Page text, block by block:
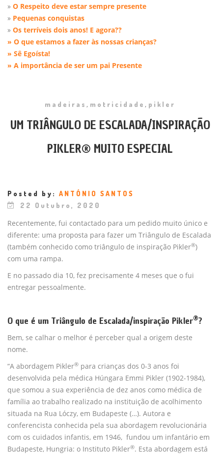
» O Respeito deve estar sempre presente
» Pequenas conquistas
» Os terríveis dois anos! E agora??
» O que estamos a fazer às nossas crianças?
» Sê Egoísta!
» A importância de ser um pai Presente
madeiras , motricidade , pikler
UM TRIÂNGULO DE ESCALADA/INSPIRAÇÃO
PIKLER® MUITO ESPECIAL
Posted by: ANTÓNIO SANTOS
22 Outubro, 2020
Recentemente, fui contactado para um pedido muito único e
diferente: uma proposta para fazer um Triângulo de Escalada
(também conhecido como triângulo de inspiração Pikler®)
com uma rampa.
E no passado dia 10, fez precisamente 4 meses que o fui
entregar pessoalmente.
O que é um Triângulo de Escalada/inspiração Pikler®?
Bem, se calhar o melhor é perceber qual a origem deste
nome.
“A abordagem Pikler® para crianças dos 0-3 anos foi
desenvolvida pela médica Húngara Emmi Pikler (1902-1984),
que somou a sua experiência de dez anos como médica de
família ao trabalho realizado na instituição de acolhimento
situada na Rua Lóczy, em Budapeste (…). Autora e
conferencista conhecida pela sua abordagem revolucionária
com os cuidados infantis, em 1946, fundou um infantário em
Budapeste, Hungria: o Instituto Pikler®. Esta abordagem está